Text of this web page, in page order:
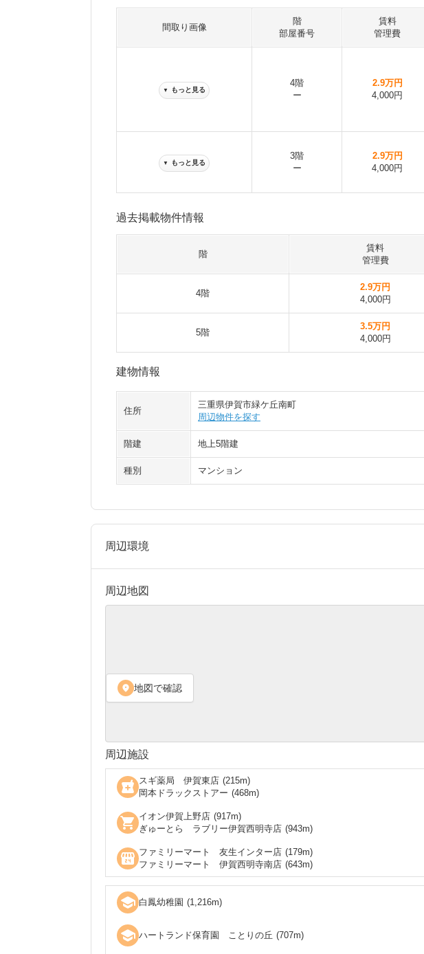
間取り画像
階
部屋番号
賃料
管理費
▼ もっと見る
4階
ー
2.9万円
4,000円
▼ もっと見る
3階
ー
2.9万円
4,000円
過去掲載物件情報
階
賃料
管理費
4階
2.9万円
4,000円
5階
3.5万円
4,000円
建物情報
住所
三重県伊賀市緑ケ丘南町
周辺物件を探す
階建 地上5階建
種別 マンション
周辺環境
周辺地図
location_on 地図で確認
周辺施設
local_pharmacy スギ薬局 伊賀東店 (215m)
岡本ドラックストアー (468m)
shopping_cart イオン伊賀上野店 (917m)
ぎゅーとら ラブリー伊賀西明寺店 (943m)
local_convenience_store ファミリーマート 友生インター店 (179m)
ファミリーマート 伊賀西明寺南店 (643m)
school 白鳳幼稚園 (1,216m)
school ハートランド保育園 ことりの丘 (707m)